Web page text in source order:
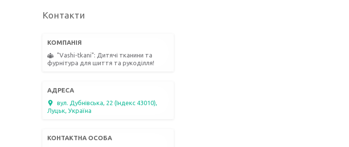
Контакти
"Vashi-tkani": Дитячі тканини та
фурнітура для шиття та рукоділля!
вул. Дубнівська, 22 (Індекс 43010),
Луцьк, Україна